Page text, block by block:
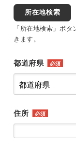
所在地検索
「所在地検索」ボ
きます。
都道府県 必須
住所 必須